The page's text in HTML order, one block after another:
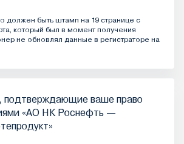
должен быть штамп на 19 странице с
который был в момент получения
не обновлял данные в регистраторе на
подтверждающие ваше право
«АО НК Роснефть —